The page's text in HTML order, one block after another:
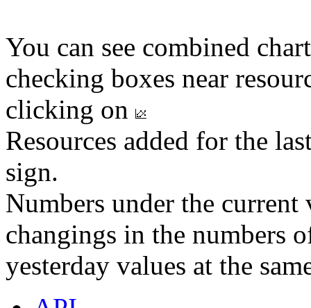
You can see combined
checking boxes near
clicking on
Resources added for the
sign.
Numbers under the
changings in the numbers
yesterday values at the